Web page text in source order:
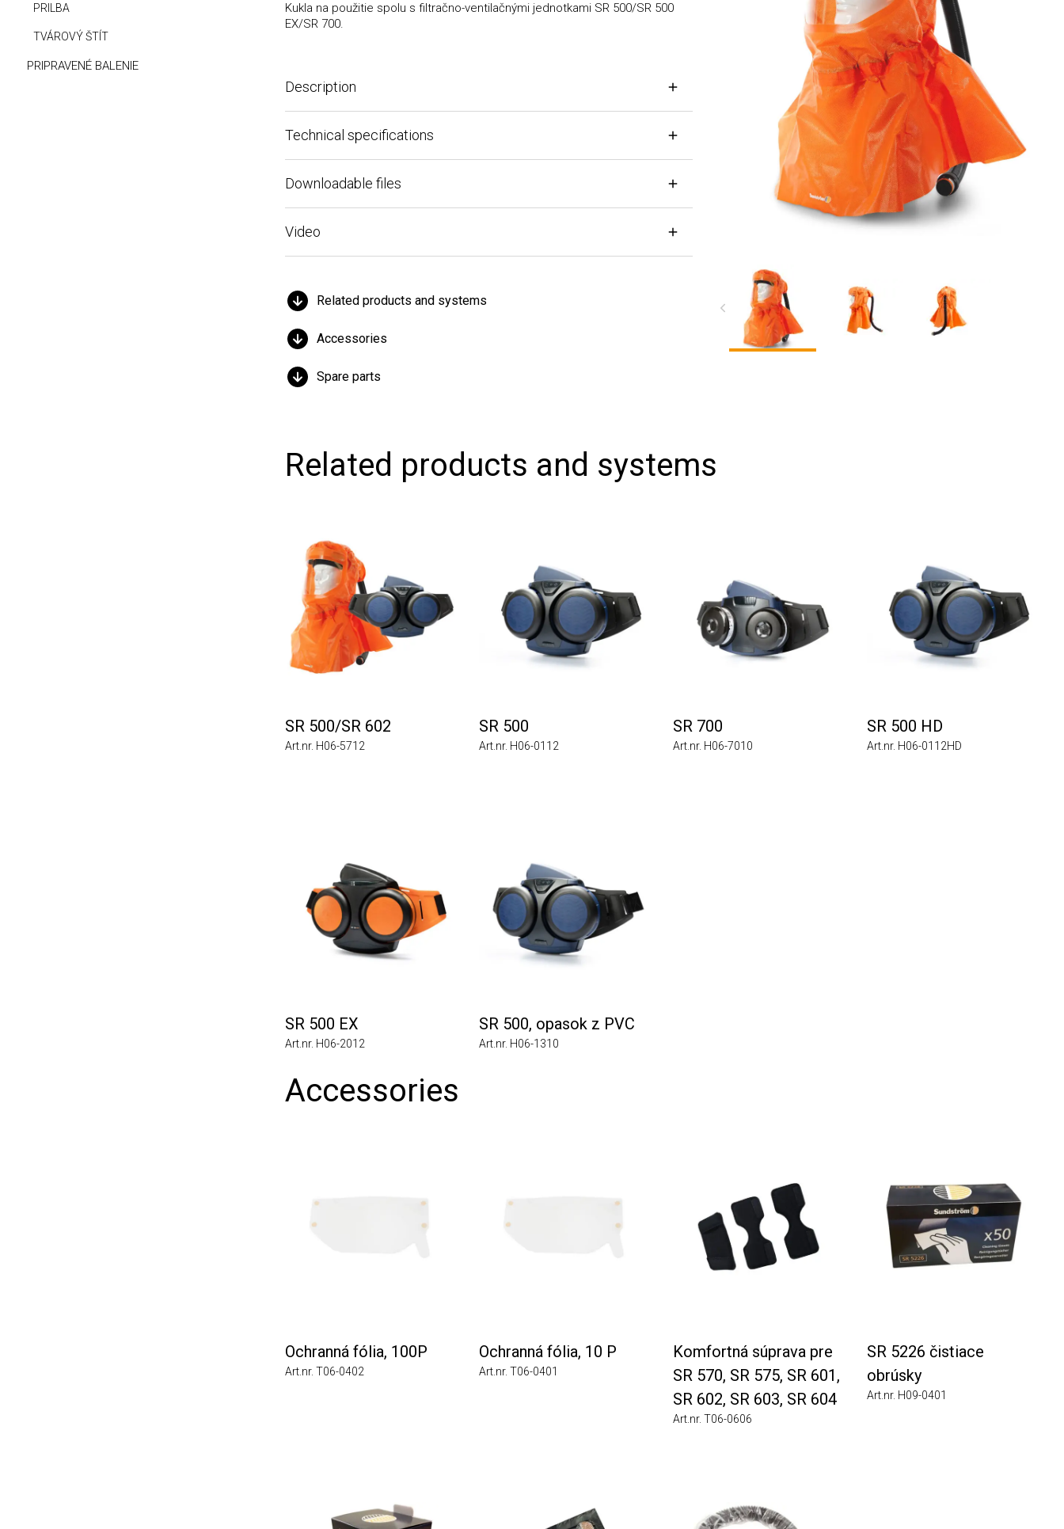
PRILBA
TVÁROVÝ ŠTÍT
PRIPRAVENÉ BALENIE
Kukla na použitie spolu s filtračno-ventilačnými jednotkami SR 500/SR 500
EX/SR 700.
Description
Technical specifications
Downloadable files
Video
Related products and systems
Accessories
Spare parts
Related products and systems
SR 500/SR 602
Art.nr. H06-5712
SR 500
Art.nr. H06-0112
SR 700
Art.nr. H06-7010
SR 500 HD
Art.nr. H06-0112HD
SR 500 EX
Art.nr. H06-2012
SR 500, opasok z PVC
Art.nr. H06-1310
Accessories
Ochranná fólia, 100P
Art.nr. T06-0402
Ochranná fólia, 10 P
Art.nr. T06-0401
Komfortná súprava pre
SR 570, SR 575, SR 601,
SR 602, SR 603, SR 604
Art.nr. T06-0606
SR 5226 čistiace
obrúsky
Art.nr. H09-0401